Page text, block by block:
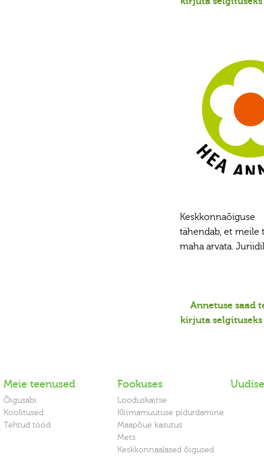
tähendab, et meile
maha arvata.
Annetuse saad
kirjuta
Meie teenused
Õigusabi
Koolitused
Tehtud tööd
Fookuses
Looduskaitse
Kliimamuutuse pidurdamine
Maapõue kasutus
Mets
Keskkonnaalased õigused